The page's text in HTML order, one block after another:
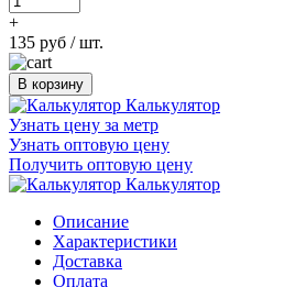
+
135 руб / шт.
В корзину
Калькулятор
Узнать цену за метр
Узнать оптовую цену
Получить оптовую цену
Калькулятор
Описание
Характеристики
Доставка
Оплата